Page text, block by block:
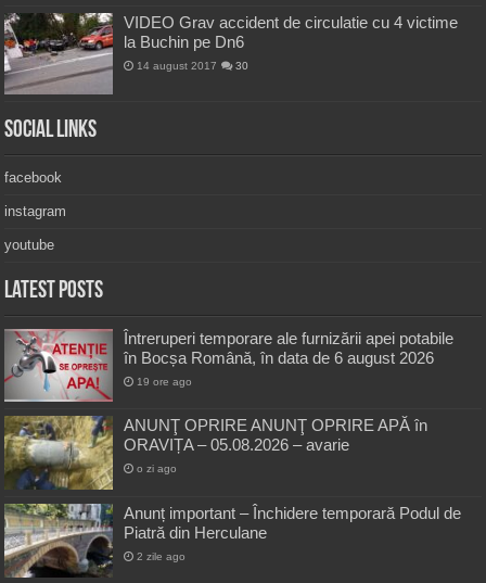
VIDEO Grav accident de circulatie cu 4 victime
la Buchin pe Dn6
14 august 2017 30
Social Links
facebook
instagram
youtube
Latest Posts
Întreruperi temporare ale furnizării apei potabile
în Bocșa Română, în data de 6 august 2026
19 ore ago
ANUNŢ OPRIRE ANUNŢ OPRIRE APĂ în
ORAVIȚA – 05.08.2026 – avarie
o zi ago
Anunț important – Închidere temporară Podul de
Piatră din Herculane
2 zile ago